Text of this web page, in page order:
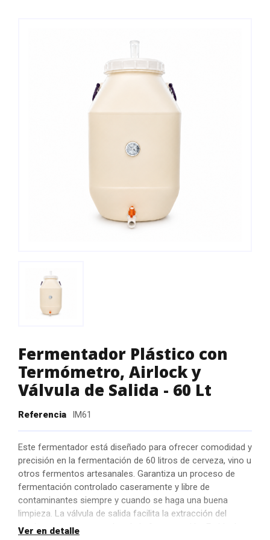
Fermentador Plástico con
Termómetro, Airlock y
Válvula de Salida - 60 Lt
Referencia IM61
Este fermentador está diseñado para ofrecer comodidad y
precisión en la fermentación de 60 litros de cerveza, vino u
otros fermentos artesanales. Garantiza un proceso de
fermentación controlado caseramente y libre de
contaminantes siempre y cuando se haga una buena
limpieza. La válvula de salida facilita la extracción del
producto una vez completada la fermentación. Es ideal
Ver en detalle